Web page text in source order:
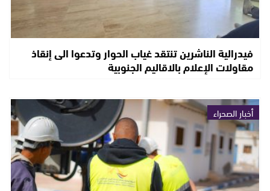
فيدرالية الناشرين تنتقد غياب الحوار وتدعوا الى إنقاذ
مقاولات الإعلام بالاقاليم الجنوبية
أخبار الصحراء